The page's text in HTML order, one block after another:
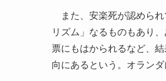
また、安楽死が認めら
リズム」なるものもあり
票にもはかられるなど、
向にあるという。オラン